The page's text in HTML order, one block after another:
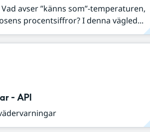
avser ”känns som”-temperaturen,
procentsiffror? I denna vägled...
- API